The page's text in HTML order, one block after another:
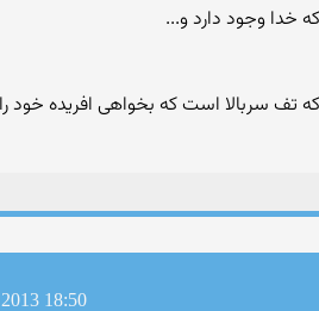
تف سربالا است که بخواهی افریده خود
18:50